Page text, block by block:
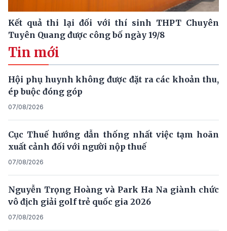
Kết quả thi lại đối với thí sinh THPT Chuyên
Tuyên Quang được công bố ngày 19/8
Tin mới
Hội phụ huynh không được đặt ra các khoản thu,
ép buộc đóng góp
07/08/2026
Cục Thuế hướng dẫn thống nhất việc tạm hoãn
xuất cảnh đối với người nộp thuế
07/08/2026
Nguyễn Trọng Hoàng và Park Ha Na giành chức
vô địch giải golf trẻ quốc gia 2026
07/08/2026